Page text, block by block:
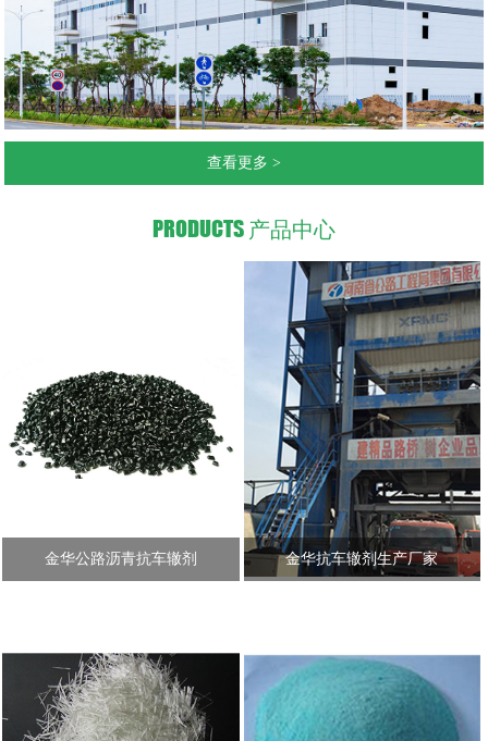
查看更多 >
PRODUCTS 产品中心
金华公路沥青抗车辙剂 金华抗车辙剂生产厂家